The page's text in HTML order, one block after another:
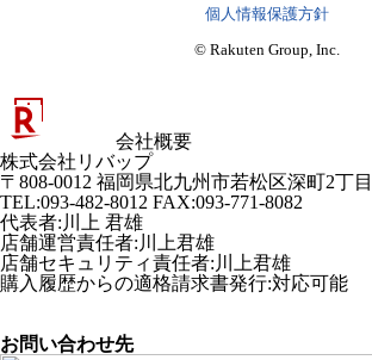
個人情報保護方針
© Rakuten Group, Inc.
会社概要
株式会社リバップ
〒808-0012 福岡県北九州市若松区深町2丁
TEL:093-482-8012 FAX:093-771-8082
代表者: 川上 君雄
店舗運営責任者: 川上君雄
店舗セキュリティ責任者: 川上君雄
購入履歴からの適格請求書発行:対応可能
お問い合わせ先